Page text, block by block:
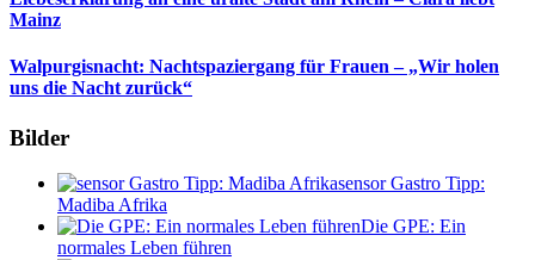
Mainz
Walpurgisnacht: Nachtspaziergang für Frauen – „Wir holen
uns die Nacht zurück“
Bilder
sensor Gastro Tipp:
Madiba Afrika
Die GPE: Ein
normales Leben führen